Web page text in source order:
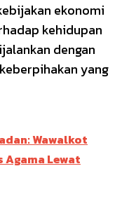
ekonomi
kehidupan
dengan
yang
Wawalkot
Lewat